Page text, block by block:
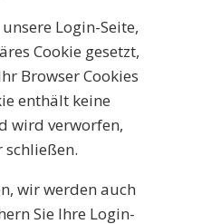
Login-Seite,
Cookie gesetzt,
Browser Cookies
enthält keine
wird verworfen,
schließen.
wir werden auch
Sie Ihre Login-